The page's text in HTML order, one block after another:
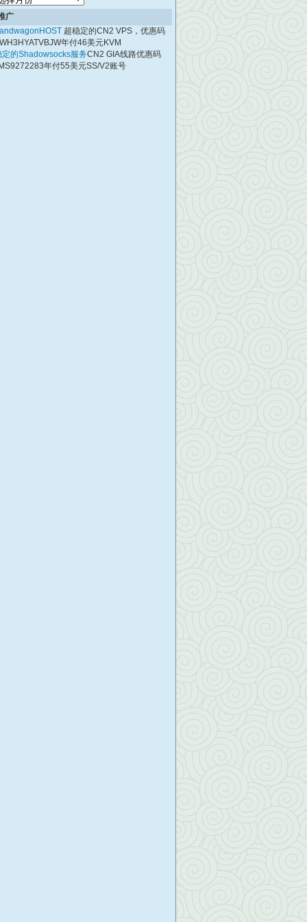
广
超稳定的CN2 VPS，优惠码
年付46美元KVM
定的Shadowsocks服务CN2 GIA线路优惠码
年付55美元SS/V2账号